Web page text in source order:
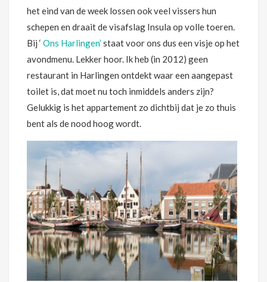
het eind van de week lossen ook veel vissers hun
schepen en draait de visafslag Insula op volle toeren.
Bij ‘ Ons Harlingen’ staat voor ons dus een visje op het
avondmenu. Lekker hoor. Ik heb (in 2012) geen
restaurant in Harlingen ontdekt waar een aangepast
toilet is, dat moet nu toch inmiddels anders zijn?
Gelukkig is het appartement zo dichtbij dat je zo thuis
bent als de nood hoog wordt.